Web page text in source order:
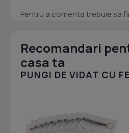
Pentru a comenta trebuie sa
Recomandari
casa ta
PUNGI DE VIDAT CU